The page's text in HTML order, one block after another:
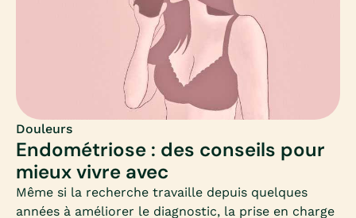
vessie. Si la cystite interstitielle est considérée
comme une maladie incurable, il est possible de
soigner les symptômes : un changement de régime
alimentaire peut être conseillé, un changement
dans les habitudes ou les rythmes de miction, et
des médicaments peuvent être prescrits pour
calmer les douleurs.Mia fait le point.
Douleurs
Endométriose : des conseils pour
mieux vivre avec
Même si la recherche travaille depuis quelques
années à améliorer le diagnostic, la prise en charge